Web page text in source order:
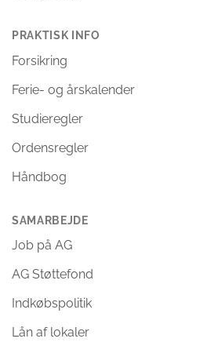
PRAKTISK INFO
Forsikring
Ferie- og årskalender
Studieregler
Ordensregler
Håndbog
SAMARBEJDE
Job på AG
AG Støttefond
Indkøbspolitik
Lån af lokaler